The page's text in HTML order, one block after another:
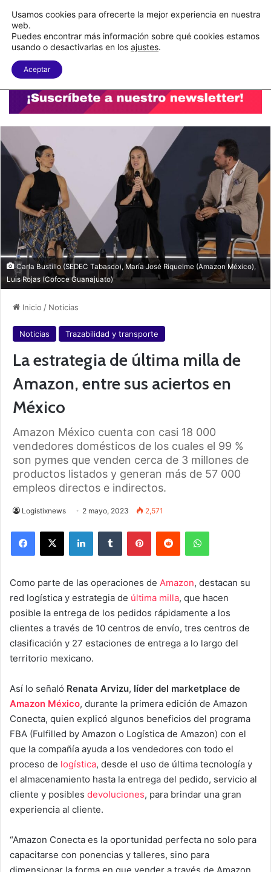
C&A México completa la implementación de su WMS en la nube
Menu
Carla Bustillo (SEDEC Tabasco), María José Riquelme (Amazon México),
Luis Rojas (Cofoce Guanajuato)
Inicio / Noticias
Noticias Trazabilidad y transporte
La estrategia de última milla de
Amazon, entre sus aciertos en
México
Amazon México cuenta con casi 18 000
vendedores domésticos de los cuales el 99 %
son pymes que venden cerca de 3 millones de
productos listados y generan más de 57 000
empleos directos e indirectos.
Logistixnews 2 mayo, 2023 2,571
Como parte de las operaciones de Amazon, destacan su
red logística y estrategia de última milla, que hacen
posible la entrega de los pedidos rápidamente a los
clientes a través de 10 centros de envío, tres centros de
clasificación y 27 estaciones de entrega a lo largo del
territorio mexicano.
Así lo señaló Renata Arvizu, líder del marketplace de
Amazon México, durante la primera edición de Amazon
Conecta, quien explicó algunos beneficios del programa
FBA (Fulfilled by Amazon o Logística de Amazon) con el
que la compañía ayuda a los vendedores con todo el
proceso de logística, desde el uso de última tecnología y
el almacenamiento hasta la entrega del pedido, servicio al
cliente y posibles devoluciones, para brindar una gran
experiencia al cliente.
“Amazon Conecta es la oportunidad perfecta no solo para
capacitarse con ponencias y talleres, sino para
dimensionar la forma en que vender a través de Amazon
Usamos cookies para ofrecerte la mejor experiencia en nuestra
web.
Puedes encontrar más información sobre qué cookies estamos
usando o desactivarlas en los ajustes.
Aceptar